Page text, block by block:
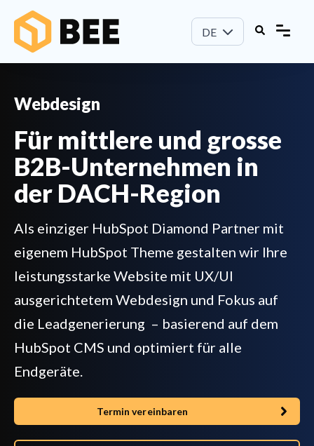
DE
Webdesign
Für mittlere und grosse
B2B-Unternehmen in
der DACH-Region
Als einziger HubSpot Diamond Partner mit
eigenem HubSpot Theme gestalten wir Ihre
leistungsstarke Website mit UX/UI
ausgerichtetem Webdesign und Fokus auf
die Leadgenerierung – basierend auf dem
HubSpot CMS und optimiert für alle
Endgeräte.
Termin vereinbaren